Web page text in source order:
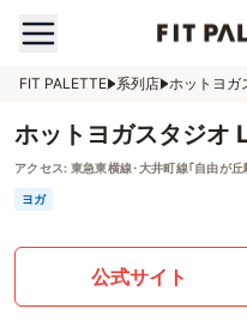
FIT PALETTE 系列店 ホットヨガ
ホットヨガスタジオ
アクセス: 東急東横線･大井町線｢自由が
ヨガ
公式サイト